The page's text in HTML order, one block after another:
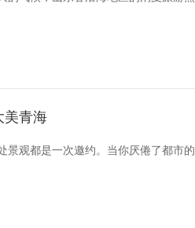
美青海
景观都是一次邀约。当你厌倦了都市